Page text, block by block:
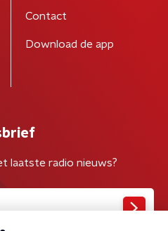
Contact
Download de app
laatste radio nieuws?